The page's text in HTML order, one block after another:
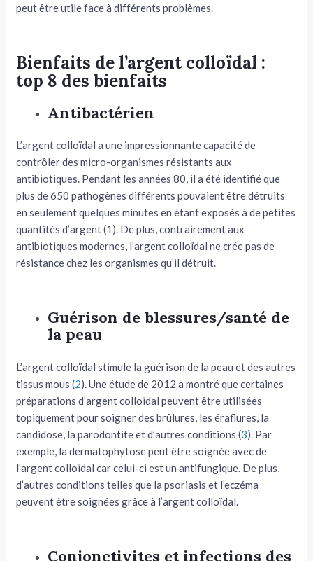
peut être utile face à différents problèmes.
Bienfaits de l’argent colloïdal :
top 8 des bienfaits
Antibactérien
L’argent colloïdal a une impressionnante capacité de
contrôler des micro-organismes résistants aux
antibiotiques. Pendant les années 80, il a été identifié que
plus de 650 pathogènes différents pouvaient être détruits
en seulement quelques minutes en étant exposés à de petites
quantités d’argent (1). De plus, contrairement aux
antibiotiques modernes, l’argent colloïdal ne crée pas de
résistance chez les organismes qu’il détruit.
Guérison de blessures/santé de
la peau
L’argent colloïdal stimule la guérison de la peau et des autres
tissus mous (2). Une étude de 2012 a montré que certaines
préparations d’argent colloïdal peuvent être utilisées
topiquement pour soigner des brûlures, les éraflures, la
candidose, la parodontite et d’autres conditions (3). Par
exemple, la dermatophytose peut être soignée avec de
l’argent colloïdal car celui-ci est un antifungique. De plus,
d’autres conditions telles que la psoriasis et l’eczéma
peuvent être soignées grâce à l’argent colloïdal.
Conjonctivites et infections des